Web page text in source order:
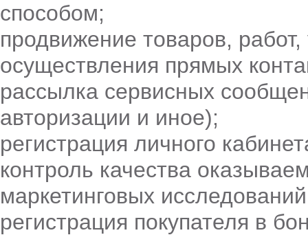
способом;
продвижение товаров,
осуществления прямых
рассылка сервисных
авторизации и иное);
регистрация личного
контроль качества
маркетинговых
регистрация покупателя в